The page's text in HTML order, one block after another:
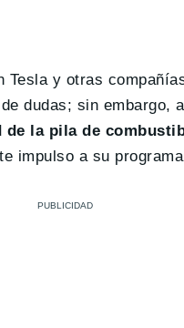
y otras
dudas; sin embargo,
la pila de
impulso a su